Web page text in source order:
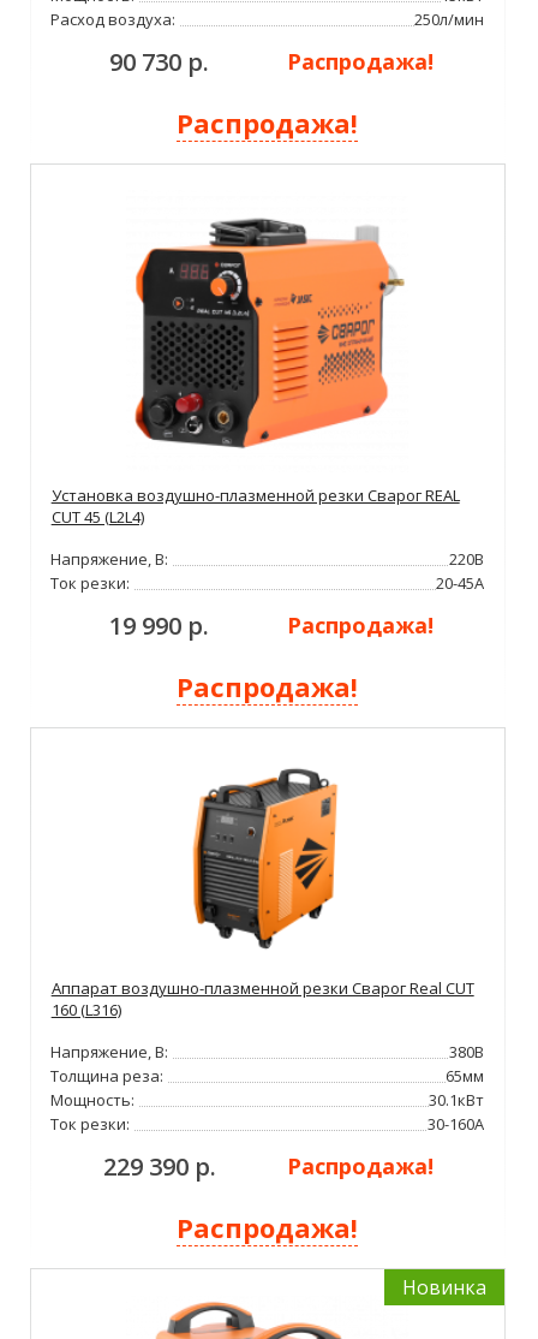
Расход воздуха:
250л/мин
90 730 р. Распродажа!
Распродажа!
Установка воздушно-плазменной резки Сварог REAL
CUT 45 (L2L4)
Напряжение, В:
220В
Ток резки:
20-45А
19 990 р. Распродажа!
Распродажа!
Аппарат воздушно-плазменной резки Сварог Real CUT
160 (L316)
Напряжение, В:
380В
Толщина реза:
65мм
Мощность:
30.1кВт
Ток резки:
30-160А
229 390 р. Распродажа!
Распродажа!
Новинка